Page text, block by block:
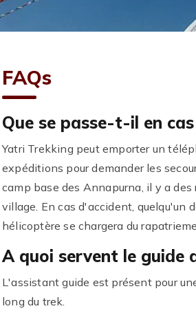
FAQs
Que se passe-t-il en
Yatri Trekking peut emporter un
expéditions pour demander les
camp base des Annapurna, il y a
village. En cas d'accident, quelqu'un
hélicoptère se chargera du
A quoi servent le guide
L'assistant guide est présent pour
long du trek.